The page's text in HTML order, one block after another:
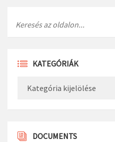
KATEGÓRIÁK
DOCUMENTS